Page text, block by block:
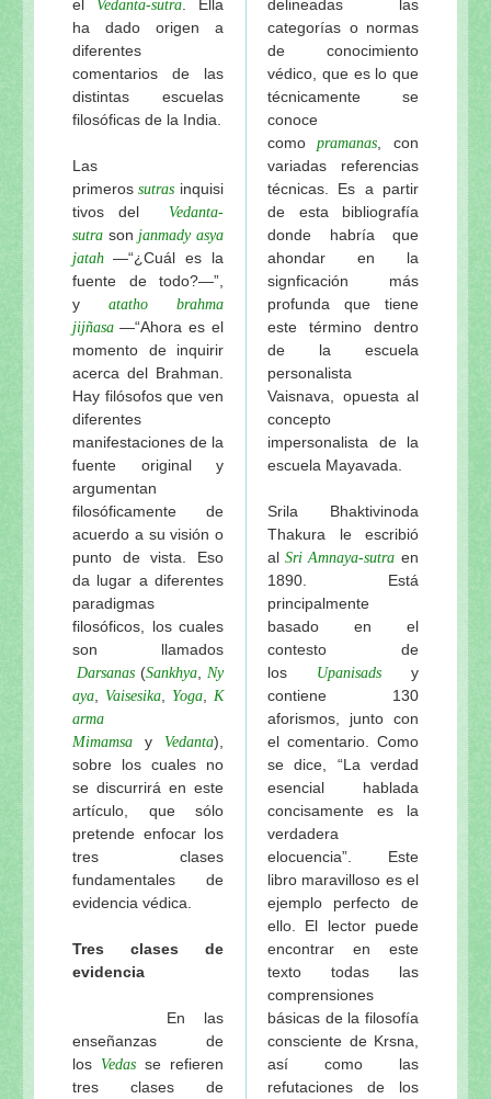
el Vedanta-sutra . Ella
ha dado origen a
diferentes
comentarios de las
distintas escuelas
filosóficas de la India.
Las
primeros sutras inquisi
tivos del Vedanta-
sutra son janmady asya
jatah —“¿Cuál es la
fuente de todo?—”,
y atatho brahma
jijñasa —“Ahora es el
momento de inquirir
acerca del Brahman.
Hay filósofos que ven
diferentes
manifestaciones de la
fuente original y
argumentan
filosóficamente de
acuerdo a su visión o
punto de vista. Eso
da lugar a diferentes
paradigmas
filosóficos, los cuales
son llamados
Darsanas (Sankhya
Ny
aya
Vaisesika Yoga
K
arma
Mimamsa y Vedanta),
sobre los cuales no
se discurrirá en este
artículo, que sólo
pretende enfocar los
tres clases
fundamentales de
evidencia védica.
Tres clases de
evidencia
En las
enseñanzas de
los Vedas se refieren
tres clases de
delineadas las
categorías o normas
de conocimiento
védico, que es lo que
técnicamente se
conoce
como pramanas , con
variadas referencias
técnicas. Es a partir
de esta bibliografía
donde habría que
ahondar en la
signficación más
profunda que tiene
este término dentro
de la escuela
personalista
Vaisnava, opuesta al
concepto
impersonalista de la
escuela Mayavada.
Srila Bhaktivinoda
Thakura le escribió
al Sri Amnaya-sutra en
1890. Está
principalmente
basado en el
contesto de
los Upanisads y
contiene 130
aforismos, junto con
el comentario. Como
se dice, “La verdad
esencial hablada
concisamente es la
verdadera
elocuencia”. Este
libro maravilloso es el
ejemplo perfecto de
ello. El lector puede
encontrar en este
texto todas las
comprensiones
básicas de la filosofía
consciente de Krsna,
así como las
refutaciones de los